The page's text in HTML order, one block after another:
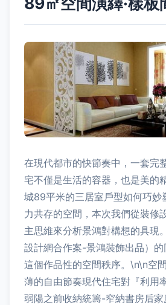
在現代都市的快節奏中，一套完
宅不僅是生活的容器，也是美的
城89平米的三居室戶型如何巧妙
力共存的空間，本次我們從裝修
主思維來分析景鴻對構想的具現
設計網合作案-景鴻裝飾出品）
這個作品性的空間秩序。\n\n空
薄的自由節奏現代住宅對『利用
弱陽之前收納統籌-窄納書房后家